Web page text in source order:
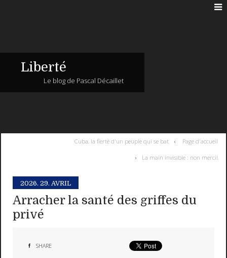
Liberté
Le blog de Pascal Décaillet
Cuba, la fierté d'un peuple qui se bat Page d'accueil
La main invisible : non merci!
2026. 29. AVRIL
Arracher la santé des griffes du
privé
SHARE